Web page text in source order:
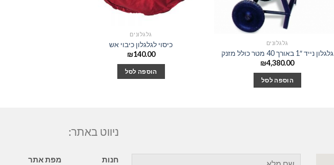
גלגלונים
גלגלון נייד 1″ באורך 40 מטר כולל מזנק
₪4,380.00
הוספה לסל
גלגלונים
כיסוי לגלגלון כיבוי אש
₪140.00
הוספה לסל
ניווט באתר:
חנות מפת אתר